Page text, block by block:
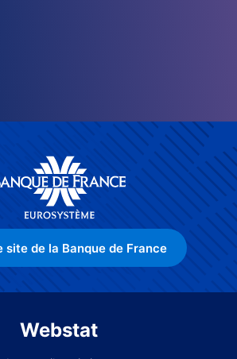
site de la Banque de France
Webstat